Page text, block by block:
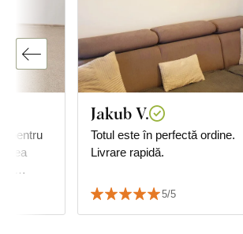
pentru
Jakub V.
Totul este în perfectă ordine.
Livrare rapidă.
5/5